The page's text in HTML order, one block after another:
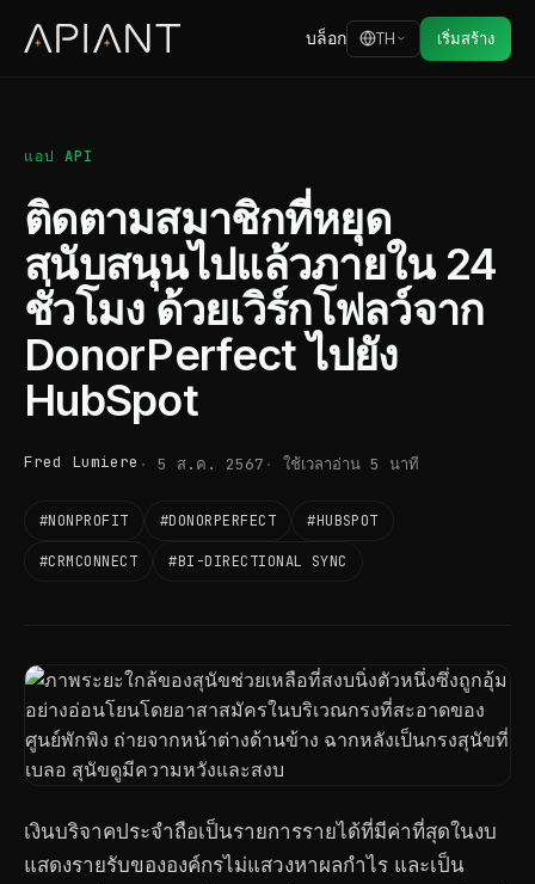
บล็อก TH เริ่มสร้าง
แอป API
ติดตามสมาชิกที่หยุด
สนับสนุนไปแล้วภายใน 24
ชั่วโมง ด้วยเวิร์กโฟลว์จาก
DonorPerfect ไปยัง
HubSpot
Fred Lumiere 5 ส.ค. 2567 ใช้เวลาอ่าน 5 นาที
#NONPROFIT #DONORPERFECT #HUBSPOT
#CRMCONNECT #BI-DIRECTIONAL SYNC
เงินบริจาคประจำถือเป็นรายการรายได้ที่มีค่าที่สุดในงบ
แสดงรายรับขององค์กรไม่แสวงหาผลกำไร และเป็น